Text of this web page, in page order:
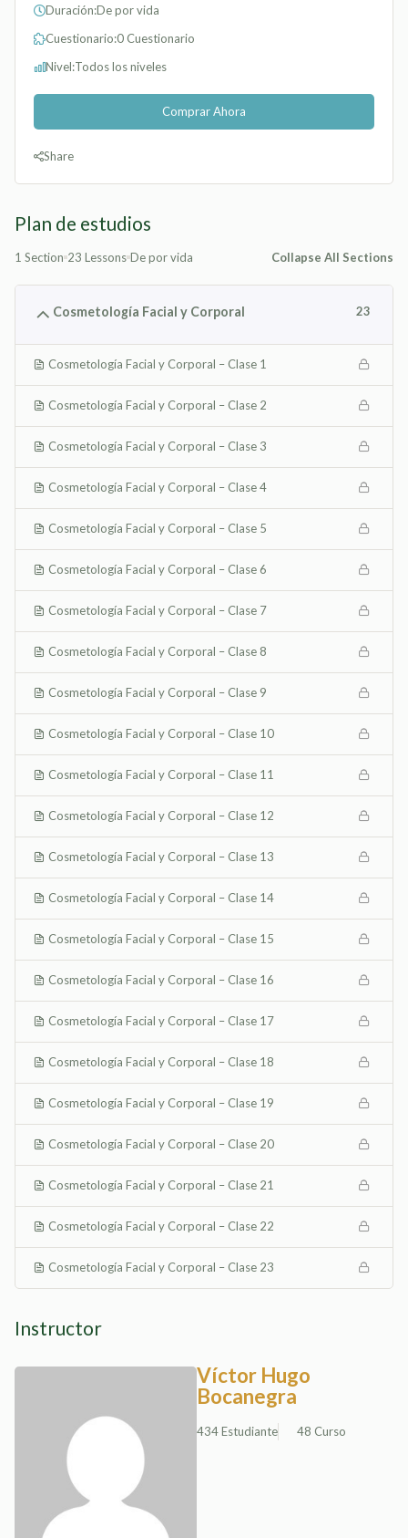
Plan de estudios
1 Section 23 Lessons De por vida Collapse All Sections
Cosmetología Facial y Corporal 23
Cosmetología Facial y Corporal – Clase 1
Cosmetología Facial y Corporal – Clase 2
Cosmetología Facial y Corporal – Clase 3
Cosmetología Facial y Corporal – Clase 4
Cosmetología Facial y Corporal – Clase 5
Cosmetología Facial y Corporal – Clase 6
Cosmetología Facial y Corporal – Clase 7
Cosmetología Facial y Corporal – Clase 8
Cosmetología Facial y Corporal – Clase 9
Cosmetología Facial y Corporal – Clase 10
Cosmetología Facial y Corporal – Clase 11
Cosmetología Facial y Corporal – Clase 12
Cosmetología Facial y Corporal – Clase 13
Cosmetología Facial y Corporal – Clase 14
Cosmetología Facial y Corporal – Clase 15
Cosmetología Facial y Corporal – Clase 16
Cosmetología Facial y Corporal – Clase 17
Cosmetología Facial y Corporal – Clase 18
Cosmetología Facial y Corporal – Clase 19
Cosmetología Facial y Corporal – Clase 20
Cosmetología Facial y Corporal – Clase 21
Cosmetología Facial y Corporal – Clase 22
Cosmetología Facial y Corporal – Clase 23
Instructor
Víctor Hugo
Bocanegra
434 Estudiante 48 Curso
Duración:De por vida
Cuestionario:0 Cuestionario
Nivel:Todos los niveles
Comprar Ahora
Share